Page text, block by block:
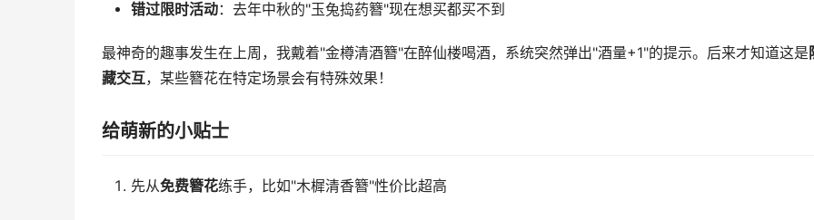
错过限时活动：去年中秋的"玉兔捣药簪"现在想买都买不到
最神奇的趣事发生在上周，我戴着"金樽清酒簪"在醉仙楼喝酒，系统突然弹出"酒量+1"的提示。后来才知道这是
藏交互，某些簪花在特定场景会有特殊效果！
给萌新的小贴士
先从免费簪花练手，比如"木樨清香簪"性价比超高